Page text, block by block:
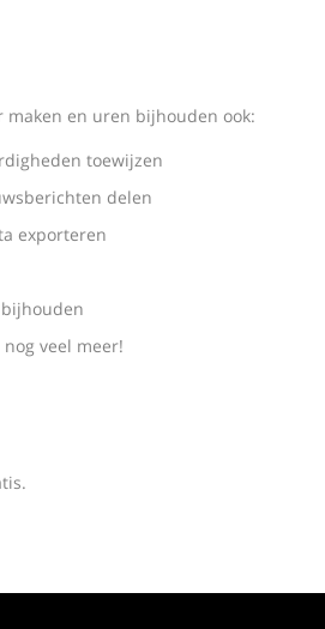
maken en uren bijhouden ook:
toewijzen
delen
exporteren
veel meer!